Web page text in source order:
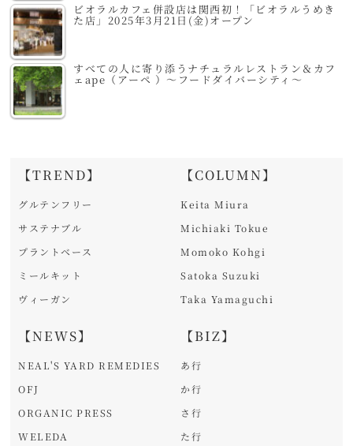
ビオラルカフェ併設店は関西初！「ビオラルうめき
た店」2025年3月21日(金)オープン
すべての人に寄り添うナチュラルレストラン＆カフ
ェape（アーペ ）～フードダイバーシティ～
【TREND】
グルテンフリー
サステナブル
プラントベース
ミールキット
ヴィーガン
【NEWS】
NEAL'S YARD REMEDIES
OFJ
ORGANIC PRESS
WELEDA
【COLUMN】
Keita Miura
Michiaki Tokue
Momoko Kohgi
Satoka Suzuki
Taka Yamaguchi
【BIZ】
あ行
か行
さ行
た行